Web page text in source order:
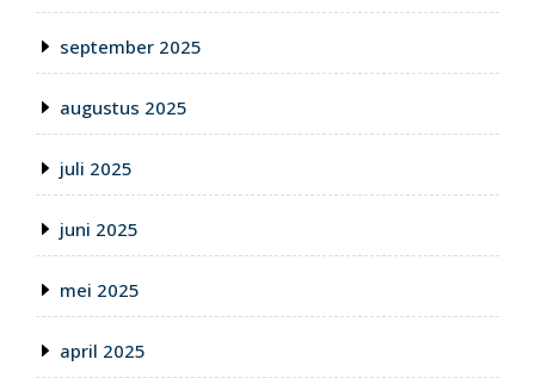
september 2025
augustus 2025
juli 2025
juni 2025
mei 2025
april 2025